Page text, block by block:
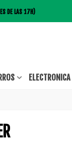
DE LAS 17H)
ELECTRONICA